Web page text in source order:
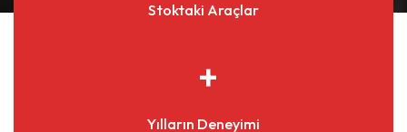
Stoktaki Araçlar
Yılların Deneyimi